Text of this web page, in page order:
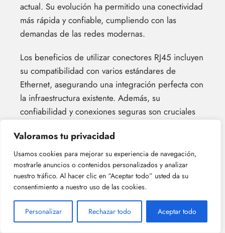
Valoramos tu privacidad
Usamos cookies para mejorar su experiencia de navegación,
mostrarle anuncios o contenidos personalizados y analizar
nuestro tráfico. Al hacer clic en “Aceptar todo” usted da su
consentimiento a nuestro uso de las cookies.
Personalizar Rechazar todo Aceptar todo
actual. Su evolución ha permitido una conectividad
más rápida y confiable, cumpliendo con las
demandas de las redes modernas.
Los beneficios de utilizar conectores RJ45 incluyen
su compatibilidad con varios estándares de
Ethernet, asegurando una integración perfecta con
la infraestructura existente. Además, su
confiabilidad y conexiones seguras son cruciales
la red.
A medida que avanza la tecnología, el futuro de
los conectores RJ45 se ve prometedor, ya que
continúan desempeñando un papel vital en la
conectividad de redes.